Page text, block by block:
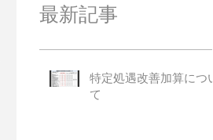
最新記事
特定処遇改善加算につい
て